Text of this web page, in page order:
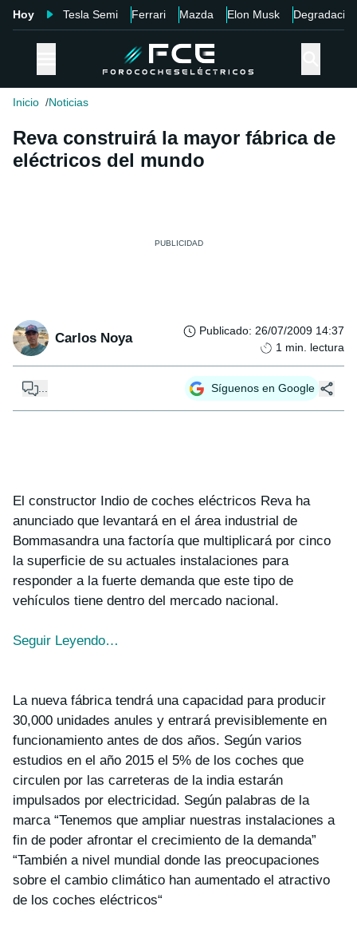
Hoy Tesla Semi Ferrari Mazda Elon Musk Degradación
Inicio Noticias
Reva construirá la mayor fábrica de
eléctricos del mundo
Carlos Noya Publicado: 26/07/2009 14:37
1 min. lectura
... Síguenos en Google
El constructor Indio de coches eléctricos Reva ha
anunciado que levantará en el área industrial de
Bommasandra una factoría que multiplicará por cinco
la superficie de su actuales instalaciones para
responder a la fuerte demanda que este tipo de
vehículos tiene dentro del mercado nacional.
Seguir Leyendo…
La nueva fábrica tendrá una capacidad para producir
30,000 unidades anules y entrará previsiblemente en
funcionamiento antes de dos años. Según varios
estudios en el año 2015 el 5% de los coches que
circulen por las carreteras de la india estarán
impulsados por electricidad. Según palabras de la
marca “Tenemos que ampliar nuestras instalaciones a
fin de poder afrontar el crecimiento de la demanda”
“También a nivel mundial donde las preocupaciones
sobre el cambio climático han aumentado el atractivo
de los coches eléctricos“